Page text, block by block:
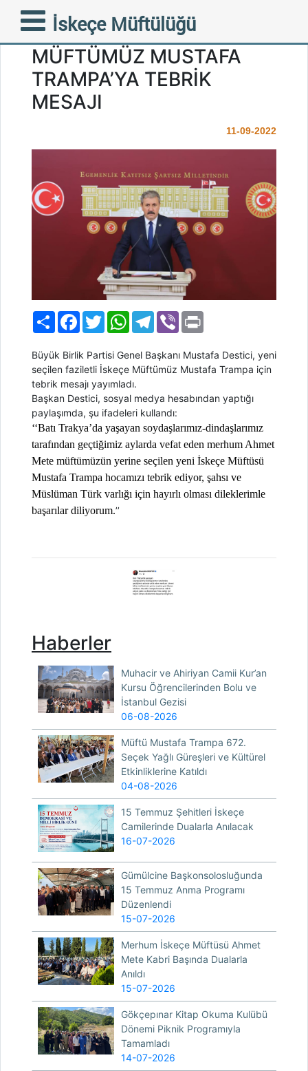
İskeçe Müftülüğü
BBP BAŞKANI MUSTAFA
DESTİCİ’DEN FAZİLETLİ
MÜFTÜMÜZ MUSTAFA
TRAMPA’YA TEBRİK
MESAJI
11-09-2022
PaylaşFacebook
TwitterWhatsAppTelegram
Viber
Büyük Birlik Partisi Genel Başkanı Mustafa Destici, yeni
seçilen faziletli İskeçe Müftümüz Mustafa Trampa için
tebrik mesajı yayımladı.
Başkan Destici, sosyal medya hesabından yaptığı
paylaşımda, şu ifadeleri kullandı:
‘‘Batı Trakya’da yaşayan soydaşlarımız-dindaşlarımız
tarafından geçtiğimiz aylarda vefat eden merhum Ahmet
Mete müftümüzün yerine seçilen yeni İskeçe Müftüsü
Mustafa Trampa hocamızı tebrik ediyor, şahsı ve
Müslüman Türk varlığı için hayırlı olması dileklerimle
başarılar diliyorum.’’
Haberler
Muhacir ve Ahiriyan Camii Kur’an
Kursu Öğrencilerinden Bolu ve
İstanbul Gezisi
06-08-2026
Müftü Mustafa Trampa 672.
Seçek Yağlı Güreşleri ve Kültürel
Etkinliklerine Katıldı
04-08-2026
15 Temmuz Şehitleri İskeçe
Camilerinde Dualarla Anılacak
16-07-2026
Gümülcine Başkonsolosluğunda
15 Temmuz Anma Programı
Düzenlendi
15-07-2026
Merhum İskeçe Müftüsü Ahmet
Mete Kabri Başında Dualarla
Anıldı
15-07-2026
Gökçepınar Kitap Okuma Kulübü
Dönemi Piknik Programıyla
Tamamladı
14-07-2026